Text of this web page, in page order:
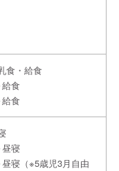
っけ！を見た」とお
食・給食
給食
給食
昼寝
昼寝（※5歳児3月自由